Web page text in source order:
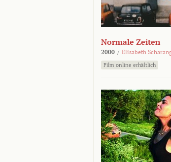
Normale Zeiten
2000 / Elisabeth
Film online erhältlich